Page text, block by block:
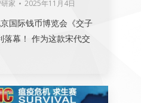
家 2025年11月4日
国际钱币博览会《交子
落幕！ 作为这款宋代交